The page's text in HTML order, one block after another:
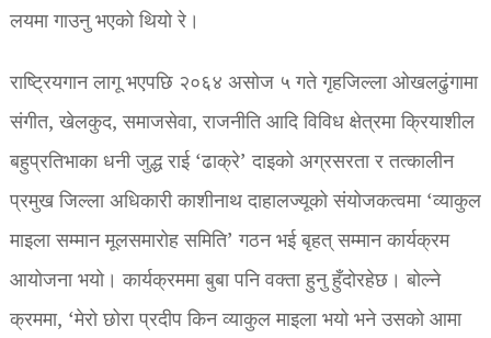
लयमा गाउनु भएको थियो रे।
राष्ट्रियगान लागू भएपछि २०६४ असोज ५ गते गृहजिल्ला ओखलढुंगामा
संगीत, खेलकुद, समाजसेवा, राजनीति आदि विविध क्षेत्रमा क्रियाशील
बहुप्रतिभाका धनी जुद्ध राई ‘ढाक्रे’ दाइको अग्रसरता र तत्कालीन
प्रमुख जिल्ला अधिकारी काशीनाथ दाहालज्यूको संयोजकत्वमा ‘व्याकुल
माइला सम्मान मूलसमारोह समिति’ गठन भई बृहत् सम्मान कार्यक्रम
आयोजना भयो। कार्यक्रममा बुबा पनि वक्ता हुनु हुँदोरहेछ। बोल्ने
क्रममा, ‘मेरो छोरा प्रदीप किन व्याकुल माइला भयो भने उसको आमा